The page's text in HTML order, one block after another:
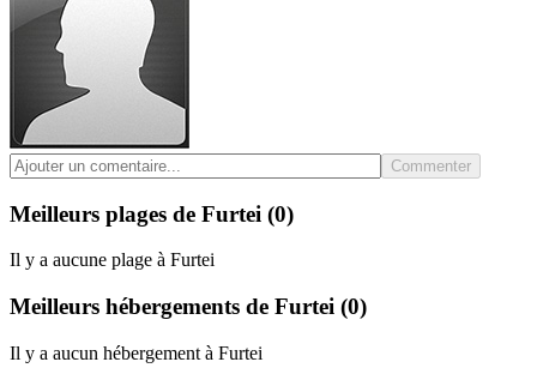
Commenter
Meilleurs plages de Furtei (0)
Il y a aucune plage à Furtei
Meilleurs hébergements de Furtei (0)
Il y a aucun hébergement à Furtei